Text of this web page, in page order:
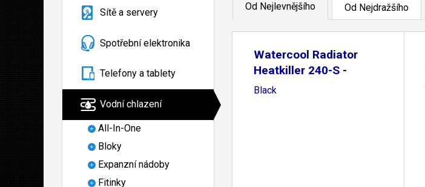
Sítě a servery
Spotřební elektronika
Telefony a tablety
Vodní chlazení
All-In-One
Bloky
Expanzní nádoby
Fitinky
Od Nejlevnějšího Od Nejdražšího
Watercool Radiator
Heatkiller 240-S -
Black